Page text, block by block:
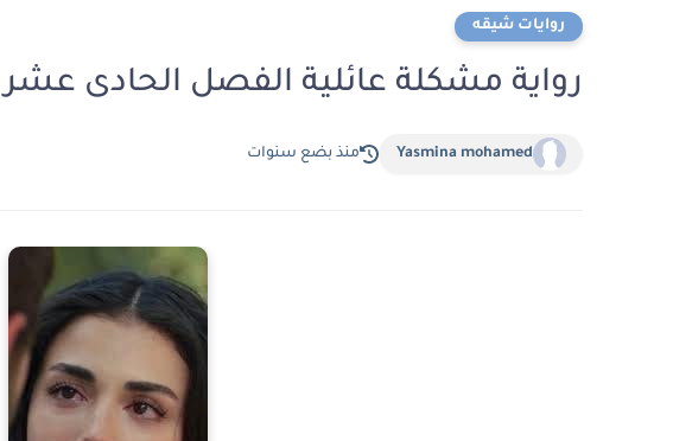
روايات شيقه
رواية مشكلة عائلية الفصل الحادى عشر 11 بقلم عادل عبد الله
Yasmina mohamed منذ بضع سنوات